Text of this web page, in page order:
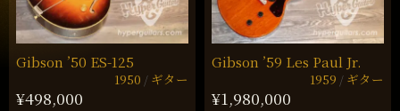
Gibson ’50 ES-125
1950 ギター
¥498,000
Gibson ’59 Les Paul Jr.
1959 ギター
¥1,980,000